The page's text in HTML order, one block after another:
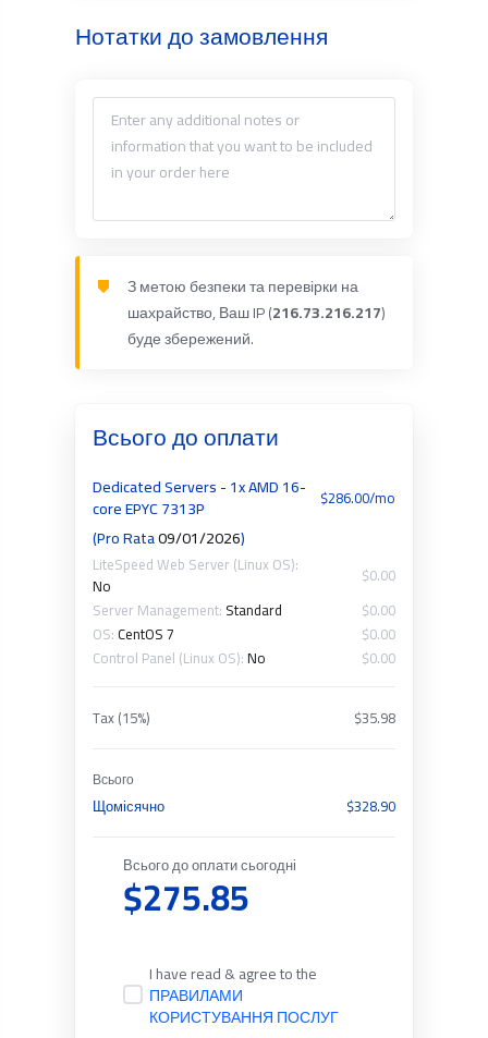
Нотатки до замовлення
З метою безпеки та перевірки на
шахрайство, Ваш IP (216.73.216.217)
буде збережений.
Всього до оплати
Dedicated Servers - 1x AMD 16-
core EPYC 7313P $286.00/mo
(Pro Rata09/01/2026)
LiteSpeed Web Server (Linux OS):
No
$0.00
Server Management: Standard
$0.00
OS: CentOS 7
$0.00
Control Panel (Linux OS):No $0.00
Tax (15%) $35.98
Всього
Щомісячно $328.90
Всього до оплати сьогодні
$275.85
I have read & agree to the
ПРАВИЛАМИ
КОРИСТУВАННЯ ПОСЛУГ